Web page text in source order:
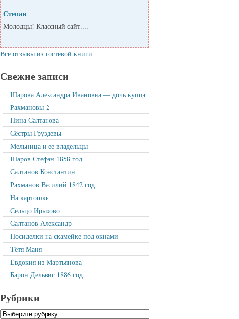
Степан
Молодцы! Классный сайт....
Все отзывы из гостевой книги
Свежие записи
Шарова Александра Ивановна — дочь купца
Рахмановы-2
Нина Салтанова
Сёстры Груздевы
Мельница и ее владельцы
Шаров Стефан 1858 год
Салтанов Константин
Рахманов Василий 1842 год
На картошке
Сельцо Ирыхово
Салтанов Александр
Посиделки на скамейке под окнами
Тётя Маня
Евдокия из Мартьянова
Барон Дельвиг 1886 год
Рубрики
Рубрики